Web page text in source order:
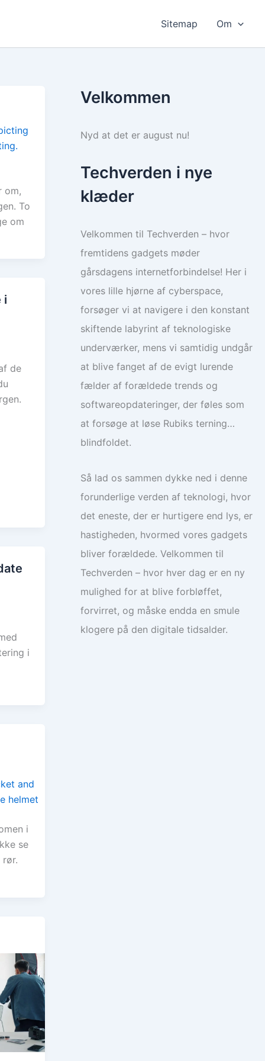
Sitemap Om
om,
To
om
i
de
i
i
se
Velkommen
Nyd at det er august nu!
Techverden i nye
klæder
Velkommen til Techverden – hvor
fremtidens gadgets møder
gårsdagens internetforbindelse! Her i
vores lille hjørne af cyberspace,
forsøger vi at navigere i den konstant
skiftende labyrint af teknologiske
underværker, mens vi samtidig undgår
at blive fanget af de evigt lurende
fælder af forældede trends og
softwareopdateringer, der føles som
at forsøge at løse Rubiks terning…
blindfoldet.
Så lad os sammen dykke ned i denne
forunderlige verden af teknologi, hvor
det eneste, der er hurtigere end lys, er
hastigheden, hvormed vores gadgets
bliver forældede. Velkommen til
Techverden – hvor hver dag er en ny
mulighed for at blive forbløffet,
forvirret, og måske endda en smule
klogere på den digitale tidsalder.